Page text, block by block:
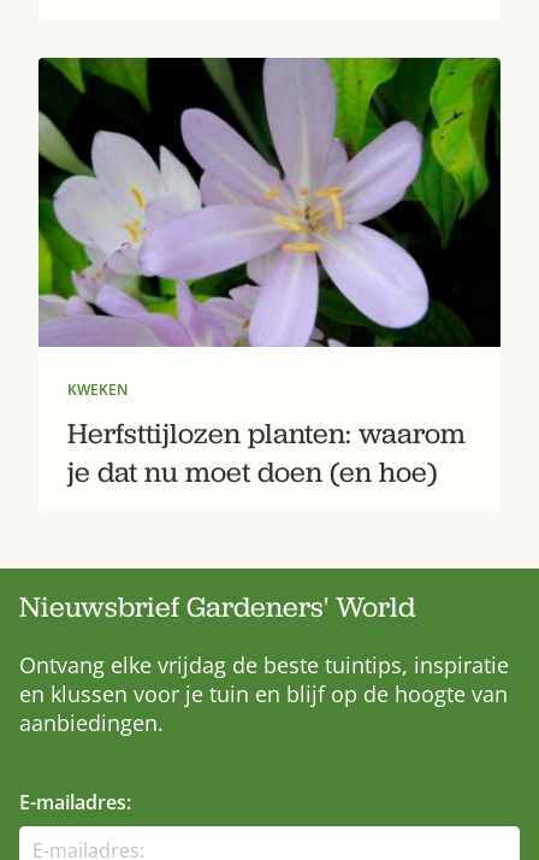
KWEKEN
Herfsttijlozen planten: waarom
je dat nu moet doen (en hoe)
Nieuwsbrief Gardeners' World
Ontvang elke vrijdag de beste tuintips, inspiratie
en klussen voor je tuin en blijf op de hoogte van
aanbiedingen.
E-mailadres: